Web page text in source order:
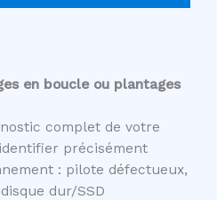
en boucle ou plantages
complet de votre
précisément
: pilote défectueux,
dur/SSD